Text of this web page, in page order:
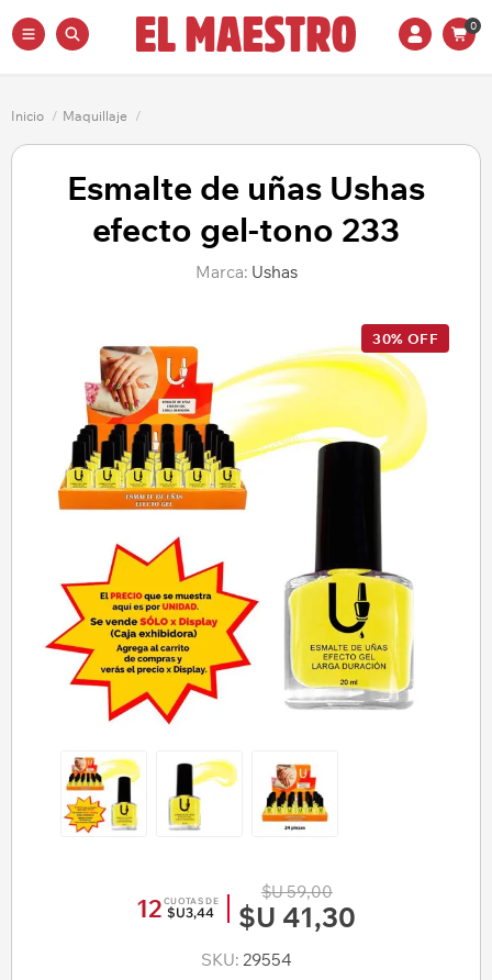
0
Inicio / Maquillaje /
Esmalte de uñas Ushas
efecto gel-tono 233
Marca: Ushas
30% OFF
12 CUOTAS DE
$U3,44
$U 59,00
$U 41,30
SKU: 29554